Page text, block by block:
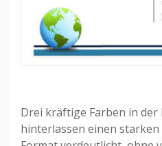
Drei kräftige Farben in
hinterlassen einen starken